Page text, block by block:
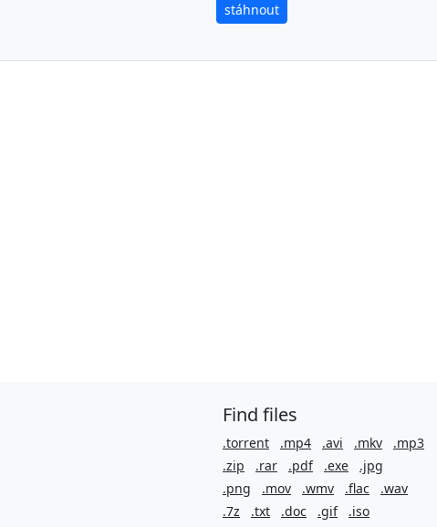
stáhnout
Find files
.torrent .mp4 .avi .mkv
.mp3
.zip
.rar .pdf .exe
.jpg
.png
.mov .wmv .flac
.wav
.7z
.txt .doc .gif .iso